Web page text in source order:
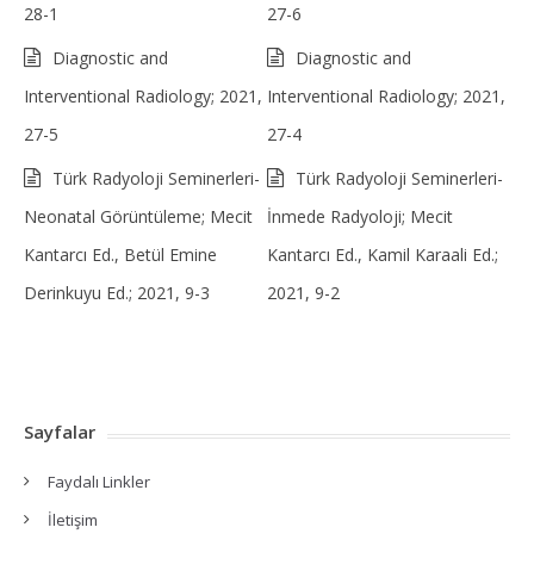
28-1
27-6
Diagnostic and
Interventional Radiology; 2021,
27-5
Diagnostic and
Interventional Radiology; 2021,
27-4
Türk Radyoloji Seminerleri-
Neonatal Görüntüleme; Mecit
Kantarcı Ed., Betül Emine
Derinkuyu Ed.; 2021, 9-3
Türk Radyoloji Seminerleri-
İnmede Radyoloji; Mecit
Kantarcı Ed., Kamil Karaali Ed.;
2021, 9-2
Sayfalar
Faydalı Linkler
İletişim